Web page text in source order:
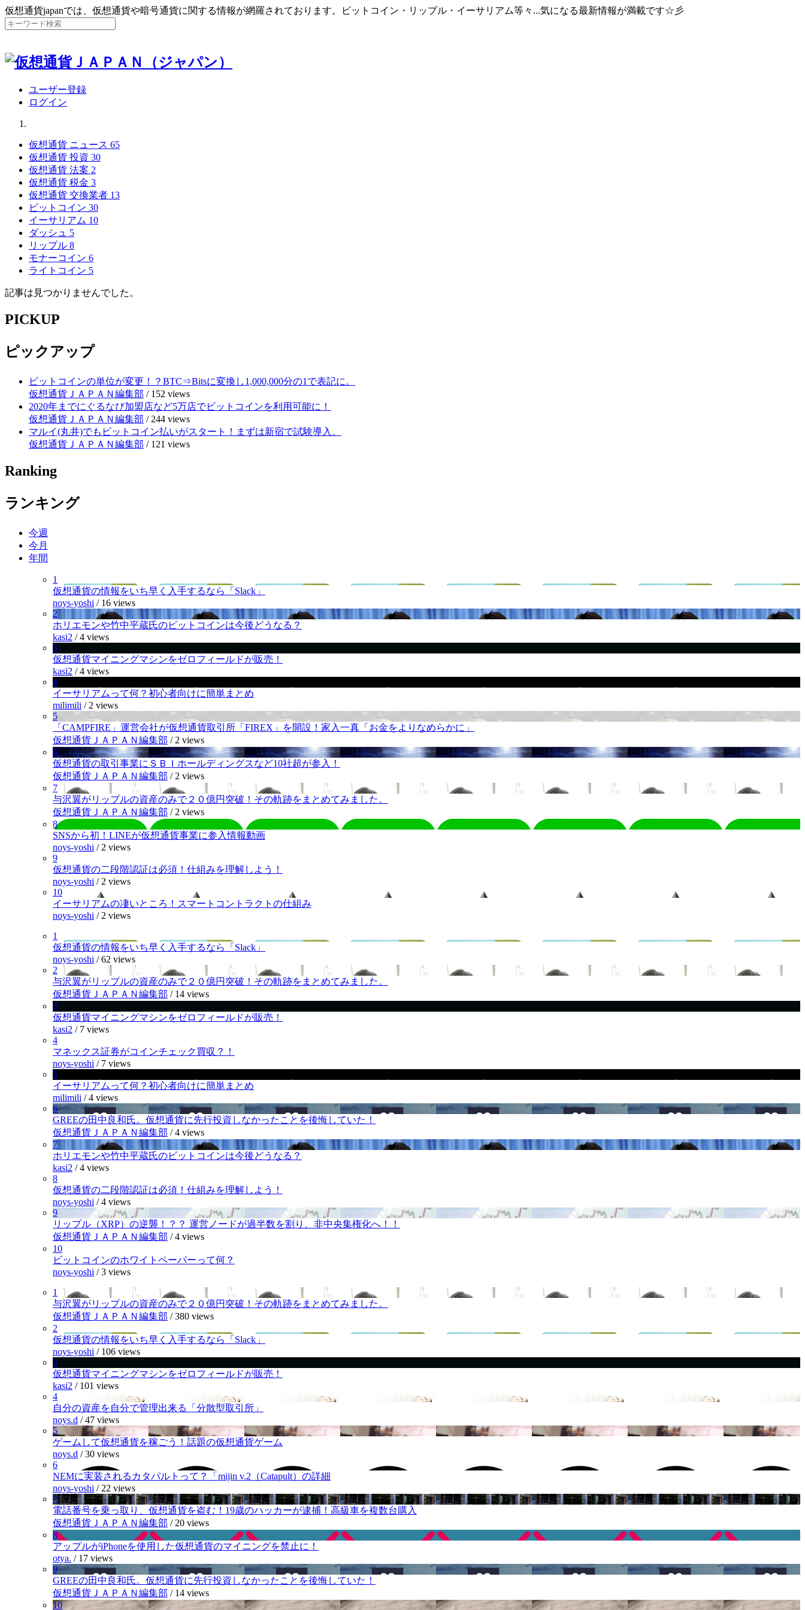
仮想通貨japanでは、仮想通貨や暗号通貨に関する情報が網羅されております。ビットコイン・リップル・イーサリアム等々...気になる最新情報が満載です☆彡
ユーザー登録
ログイン
仮想通貨 ニュース 65
仮想通貨 投資 30
仮想通貨 法案 2
仮想通貨 税金 3
仮想通貨 交換業者 13
ビットコイン 30
イーサリアム 10
ダッシュ 5
リップル 8
モナーコイン 6
ライトコイン 5
記事は見つかりませんでした。
PICKUP
ピックアップ
ビットコインの単位が変更！？BTC⇒Bitsに変換し1,000,000分の1で表記に。
仮想通貨ＪＡＰＡＮ編集部 / 152 views
2020年までにぐるなび加盟店など5万店でビットコインを利用可能に！
仮想通貨ＪＡＰＡＮ編集部 / 244 views
マルイ(丸井)でもビットコイン払いがスタート！まずは新宿で試験導入。
仮想通貨ＪＡＰＡＮ編集部 / 121 views
Ranking
ランキング
今週
今月
年間
1
仮想通貨の情報をいち早く入手するなら「Slack」
noys-yoshi / 16 views
2
ホリエモンや竹中平蔵氏のビットコインは今後どうなる？
kasi2 /4 views
3
仮想通貨マイニングマシンをゼロフィールドが販売！
kasi2 /4 views
4
イーサリアムって何？初心者向けに簡単まとめ
milimili / 2 views
5
「CAMPFIRE」運営会社が仮想通貨取引所「FIREX」を開設！家入一真「お金をよりなめらかに」
仮想通貨ＪＡＰＡＮ編集部 / 2 views
6
仮想通貨の取引事業にＳＢＩホールディングスなど10社超が参入！
仮想通貨ＪＡＰＡＮ編集部 / 2 views
7
与沢翼がリップルの資産のみで２０億円突破！その軌跡をまとめてみました。
仮想通貨ＪＡＰＡＮ編集部 / 2 views
8
SNSから初！LINEが仮想通貨事業に参入情報動画
noys-yoshi / 2 views
9
仮想通貨の二段階認証は必須！仕組みを理解しよう！
noys-yoshi / 2 views
10
イーサリアムの凄いところ！スマートコントラクトの仕組み
noys-yoshi / 2 views
1
仮想通貨の情報をいち早く入手するなら「Slack」
noys-yoshi /62 views
2
与沢翼がリップルの資産のみで２０億円突破！その軌跡をまとめてみました。
仮想通貨ＪＡＰＡＮ編集部 / 14 views
3
仮想通貨マイニングマシンをゼロフィールドが販売！
kasi2 / 7 views
4
マネックス証券がコインチェック買収？！
noys-yoshi / 7 views
5
イーサリアムって何？初心者向けに簡単まとめ
milimili /4 views
6
GREEの田中良和氏。仮想通貨に先行投資しなかったことを後悔していた！
仮想通貨ＪＡＰＡＮ編集部 /4 views
7
ホリエモンや竹中平蔵氏のビットコインは今後どうなる？
kasi2 /4 views
8
仮想通貨の二段階認証は必須！仕組みを理解しよう！
noys-yoshi /4 views
9
リップル（XRP）の逆襲！？？ 運営ノードが過半数を割り、非中央集権化へ！！
仮想通貨ＪＡＰＡＮ編集部 /4 views
10
ビットコインのホワイトペーパーって何？
noys-yoshi /3 views
1
与沢翼がリップルの資産のみで２０億円突破！その軌跡をまとめてみました。
仮想通貨ＪＡＰＡＮ編集部 /380 views
2
仮想通貨の情報をいち早く入手するなら「Slack」
noys-yoshi / 106 views
3
仮想通貨マイニングマシンをゼロフィールドが販売！
kasi2 / 101 views
4
自分の資産を自分で管理出来る「分散型取引所」
noys.d /47 views
5
ゲームして仮想通貨を稼ごう！話題の仮想通貨ゲーム
noys.d /30 views
6
NEMに実装されるカタパルトって？「mijin v.2（Catapult）の詳細
noys-yoshi / 22 views
7
電話番号を乗っ取り、仮想通貨を盗む！19歳のハッカーが逮捕！高級車を複数台購入
仮想通貨ＪＡＰＡＮ編集部 / 20 views
8
アップルがiPhoneを使用した仮想通貨のマイニングを禁止に！
otya. / 17 views
9
GREEの田中良和氏。仮想通貨に先行投資しなかったことを後悔していた！
仮想通貨ＪＡＰＡＮ編集部 / 14 views
10